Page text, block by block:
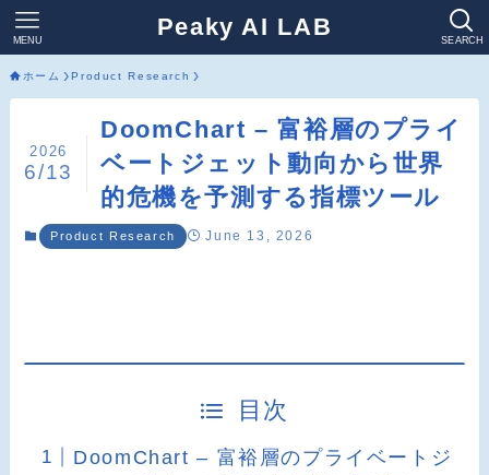
Peaky AI LAB SEARCH
MENU
ホーム Product Research
DoomChart – 富裕層のプライ
ベートジェット動向から世界
的危機を予測する指標ツール
2026
6/13
Product Research June 13, 2026
目次
DoomChart – 富裕層のプライベートジ